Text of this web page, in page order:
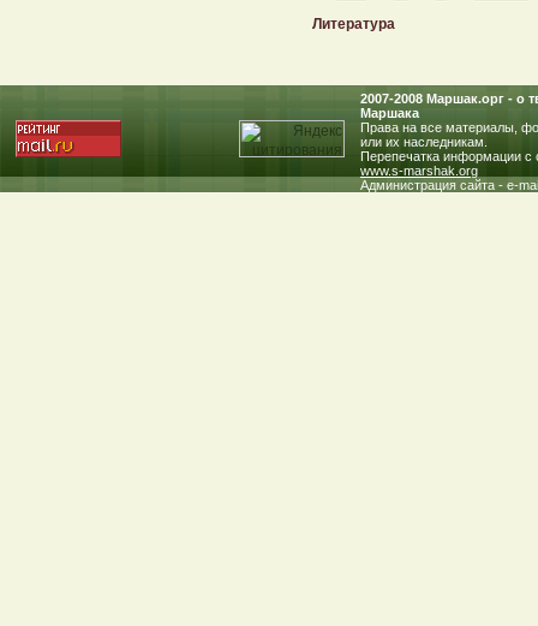
Литература
2007-2008 Маршак.oрг - о
Маршака
Права на все материалы,
или их наследникам.
Перепечатка информации с
www.s-marshak.org
Администрация сайта - e-